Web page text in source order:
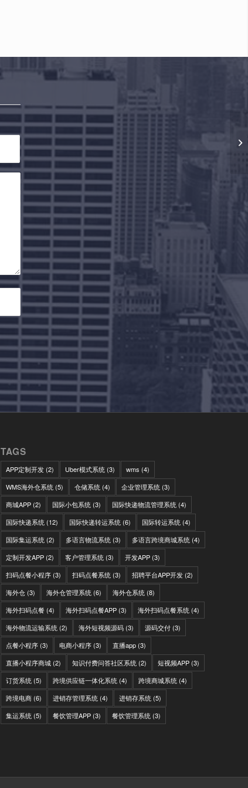
TAGS
APP定制开发(2) Uber模式系统(3) wms (4)
WMS海外仓系统(5) 仓储系统(4) 企业管理系统(3)
商城APP(2) 国际小包系统(3) 国际快递物流管理系统(4)
国际快递系统(12) 国际快递转运系统(6) 国际转运系统(4)
国际集运系统(2) 多语言物流系统(3) 多语言跨境商城系统(4)
定制开发APP(2) 客户管理系统(3) 开发APP(3)
扫码点餐小程序(3) 扫码点餐系统(3) 招聘平台APP开发(2)
海外仓(3) 海外仓管理系统(6) 海外仓系统(8)
海外扫码点餐(4) 海外扫码点餐APP(3) 海外扫码点餐系统(4)
海外物流运输系统(2) 海外短视频源码(3) 源码交付(3)
点餐小程序(3) 电商小程序(3) 直播app(3)
直播小程序商城(2) 知识付费问答社区系统(2) 短视频APP(3)
订货系统(5) 跨境供应链一体化系统(4) 跨境商城系统(4)
跨境电商(6) 进销存管理系统(4) 进销存系统(5)
集运系统(5) 餐饮管理APP(3) 餐饮管理系统(3)